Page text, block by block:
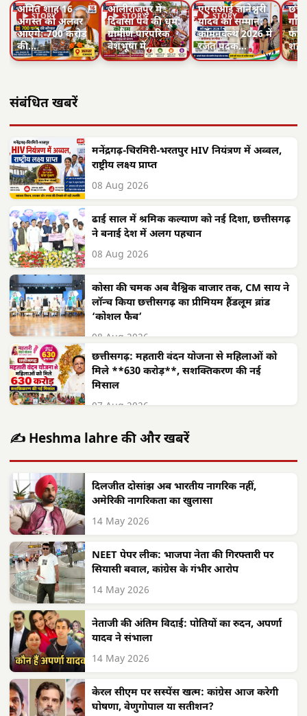
▶ STORY
अमित शाह 16
अगस्त को अलवर
आएंगे: 700 करोड़
की…
▶ STORY
आलीराजपुर में
दिवासा पर्व की धूम:
ग्रामीण पारंपरिक
वेशभूषा में…
▶ STORY
एएसआई ज्ञानेश्वरी
यादव का सम्मान:
कॉमनवेल्थ 2026 में
रजत पदक…
▶
संबंधित खबरें
मनेंद्रगढ़-चिरमिरी-भरतपुर HIV नियंत्रण में अव्वल,
राष्ट्रीय लक्ष्य प्राप्त
08 Aug 2026
ढाई साल में श्रमिक कल्याण को नई दिशा, छत्तीसगढ़
ने बनाई देश में अलग पहचान
08 Aug 2026
कोसा की चमक अब वैश्विक बाजार तक, CM साय ने
लॉन्च किया छत्तीसगढ़ का प्रीमियम हैंडलूम ब्रांड
‘कोशल फैब’
08 Aug 2026
छत्तीसगढ़: महतारी वंदन योजना से महिलाओं को
मिले **630 करोड़**, सशक्तिकरण की नई
मिसाल
07 Aug 2026
✍️ Heshma lahre की और खबरें
दिलजीत दोसांझ अब भारतीय नागरिक नहीं,
अमेरिकी नागरिकता का खुलासा
14 May 2026
NEET पेपर लीक: भाजपा नेता की गिरफ्तारी पर
सियासी बवाल, कांग्रेस के गंभीर आरोप
14 May 2026
नेताजी की अंतिम विदाई: पोतियों का रुदन, अपर्णा
यादव ने संभाला
14 May 2026
केरल सीएम पर सस्पेंस खत्म: कांग्रेस आज करेगी
घोषणा, वेणुगोपाल या सतीशन?